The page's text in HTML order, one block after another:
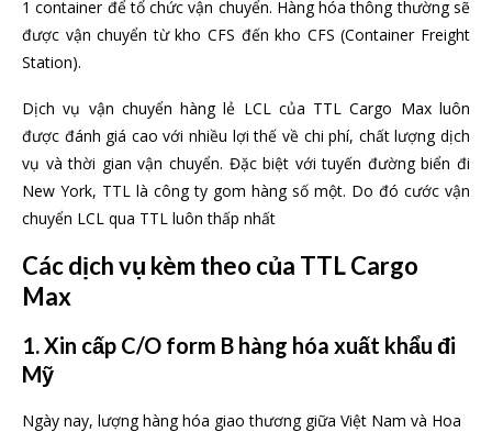
1 container để tổ chức vận chuyển. Hàng hóa thông thường sẽ
được vận chuyển từ kho CFS đến kho CFS (Container Freight
Station).
Dịch vụ vận chuyển hàng lẻ LCL của TTL Cargo Max luôn
được đánh giá cao với nhiều lợi thế về chi phí, chất lượng dịch
vụ và thời gian vận chuyển. Đặc biệt với tuyến đường biển đi
New York, TTL là công ty gom hàng số một. Do đó cước vận
chuyển LCL qua TTL luôn thấp nhất
Các dịch vụ kèm theo của TTL Cargo
Max
1. Xin cấp C/O form B hàng hóa xuất khẩu đi
Mỹ
Ngày nay, lượng hàng hóa giao thương giữa Việt Nam và Hoa